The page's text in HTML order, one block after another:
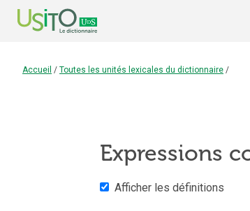
Accueil / Toutes les unités lexicales du dictionnaire /
Expressions
Afficher les définitions